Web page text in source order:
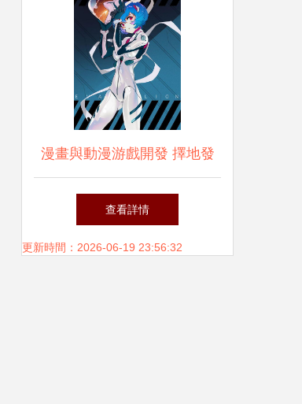
漫畫與動漫游戲開發 擇地發
展與夯實基礎的關鍵考量
查看詳情
更新時間：2026-06-19 23:56:32